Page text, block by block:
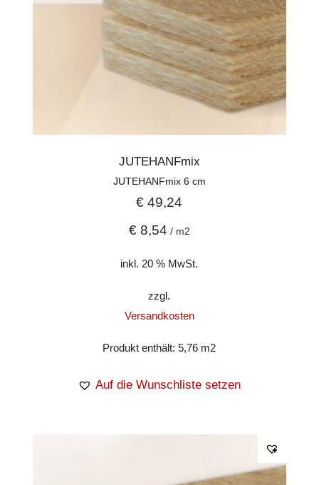
JUTEHANFmix
JUTEHANFmix 6 cm
€ 49,24
€8,54 / m2
inkl. 20 % MwSt.
zzgl.
Versandkosten
Produkt enthält: 5,76 m2
Auf die Wunschliste setzen